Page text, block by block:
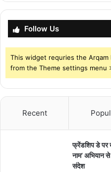
Follow Us
This widget requries the Arqam
from the Theme settings menu
Recent
फ्रेंडशिप डे पर
नाम’ अभियान से
संदेश